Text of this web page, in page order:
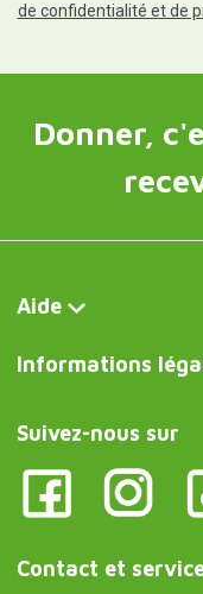
de confidentialité et de
Donner,
Aide
Informations
Suivez-nous sur
Contact et